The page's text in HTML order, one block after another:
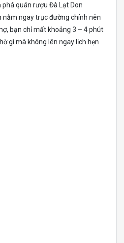
quán rượu Đà Lạt Don
nằm ngay trục đường chính nên
bạn chỉ mất khoảng 3 – 4 phút
gì mà không lên ngay lịch hẹn